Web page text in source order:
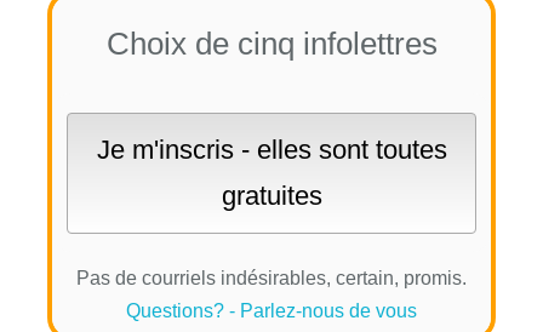
Choix de cinq infolettres
Pas de courriels indésirables, certain, promis.
Questions? - Parlez-nous de vous